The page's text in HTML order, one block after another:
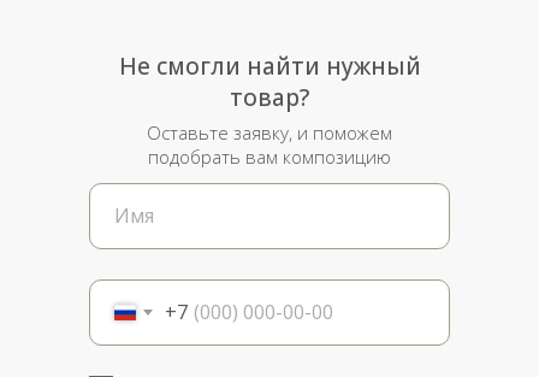
+7
Не смогли найти нужный
товар?
Оставьте заявку, и поможем
подобрать вам композицию